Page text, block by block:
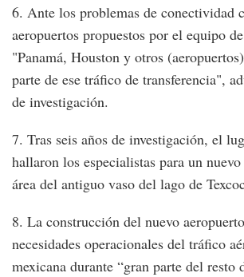
6. Ante los problemas de conectividad
aeropuertos propuestos por el equipo
"Panamá, Houston y otros
parte de ese tráfico de transferencia",
de investigación.
7. Tras seis años de investigación, el
hallaron los especialistas para un
área del antiguo vaso del lago de
8. La construcción del nuevo
necesidades operacionales del tráfico
mexicana durante “gran parte del resto